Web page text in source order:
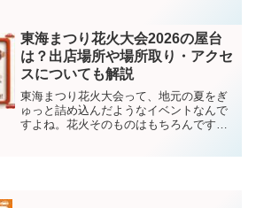
げ予定です。いっぽうで、フェニックス
単独の発...
東海まつり花火大会2026の屋台
は？出店場所や場所取り・アクセ
スについても解説
東海まつり花火大会って、地元の夏をぎ
ゅっと詰め込んだようなイベントなんで
すよね。花火そのものはもちろんです